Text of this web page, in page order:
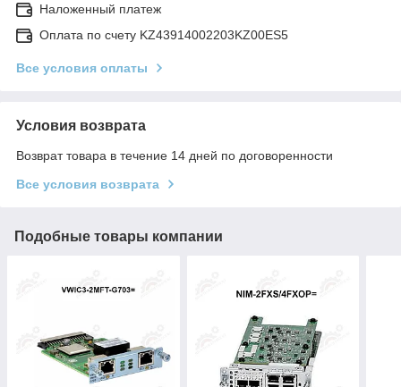
Наложенный платеж
Оплата по счету KZ43914002203KZ00ES5
Все условия оплаты
Условия возврата
Возврат товара в течение 14 дней по договоренности
Все условия возврата
Подобные товары компании